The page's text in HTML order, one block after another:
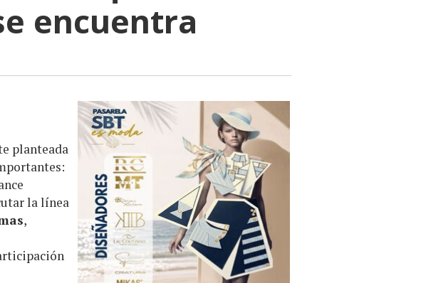
encuentra
planteada
la línea
,